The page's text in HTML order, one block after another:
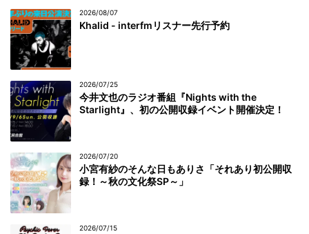
2026/08/07
Khalid - interfmリスナー先行予約
2026/07/25
今井文也のラジオ番組『Nights with the
Starlight』、初の公開収録イベント開催決定！
2026/07/20
小宮有紗のそんな日もありさ「それあり初公開収
録！～秋の文化祭SP～」
2026/07/15